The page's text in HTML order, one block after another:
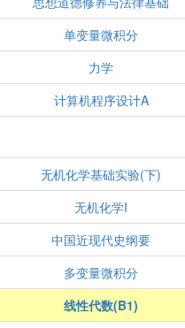
单变量微积分
力学
计算机程序设计A
无机化学基础实验(下)
无机化学I
中国近现代史纲要
多变量微积分
线性代数(B1)